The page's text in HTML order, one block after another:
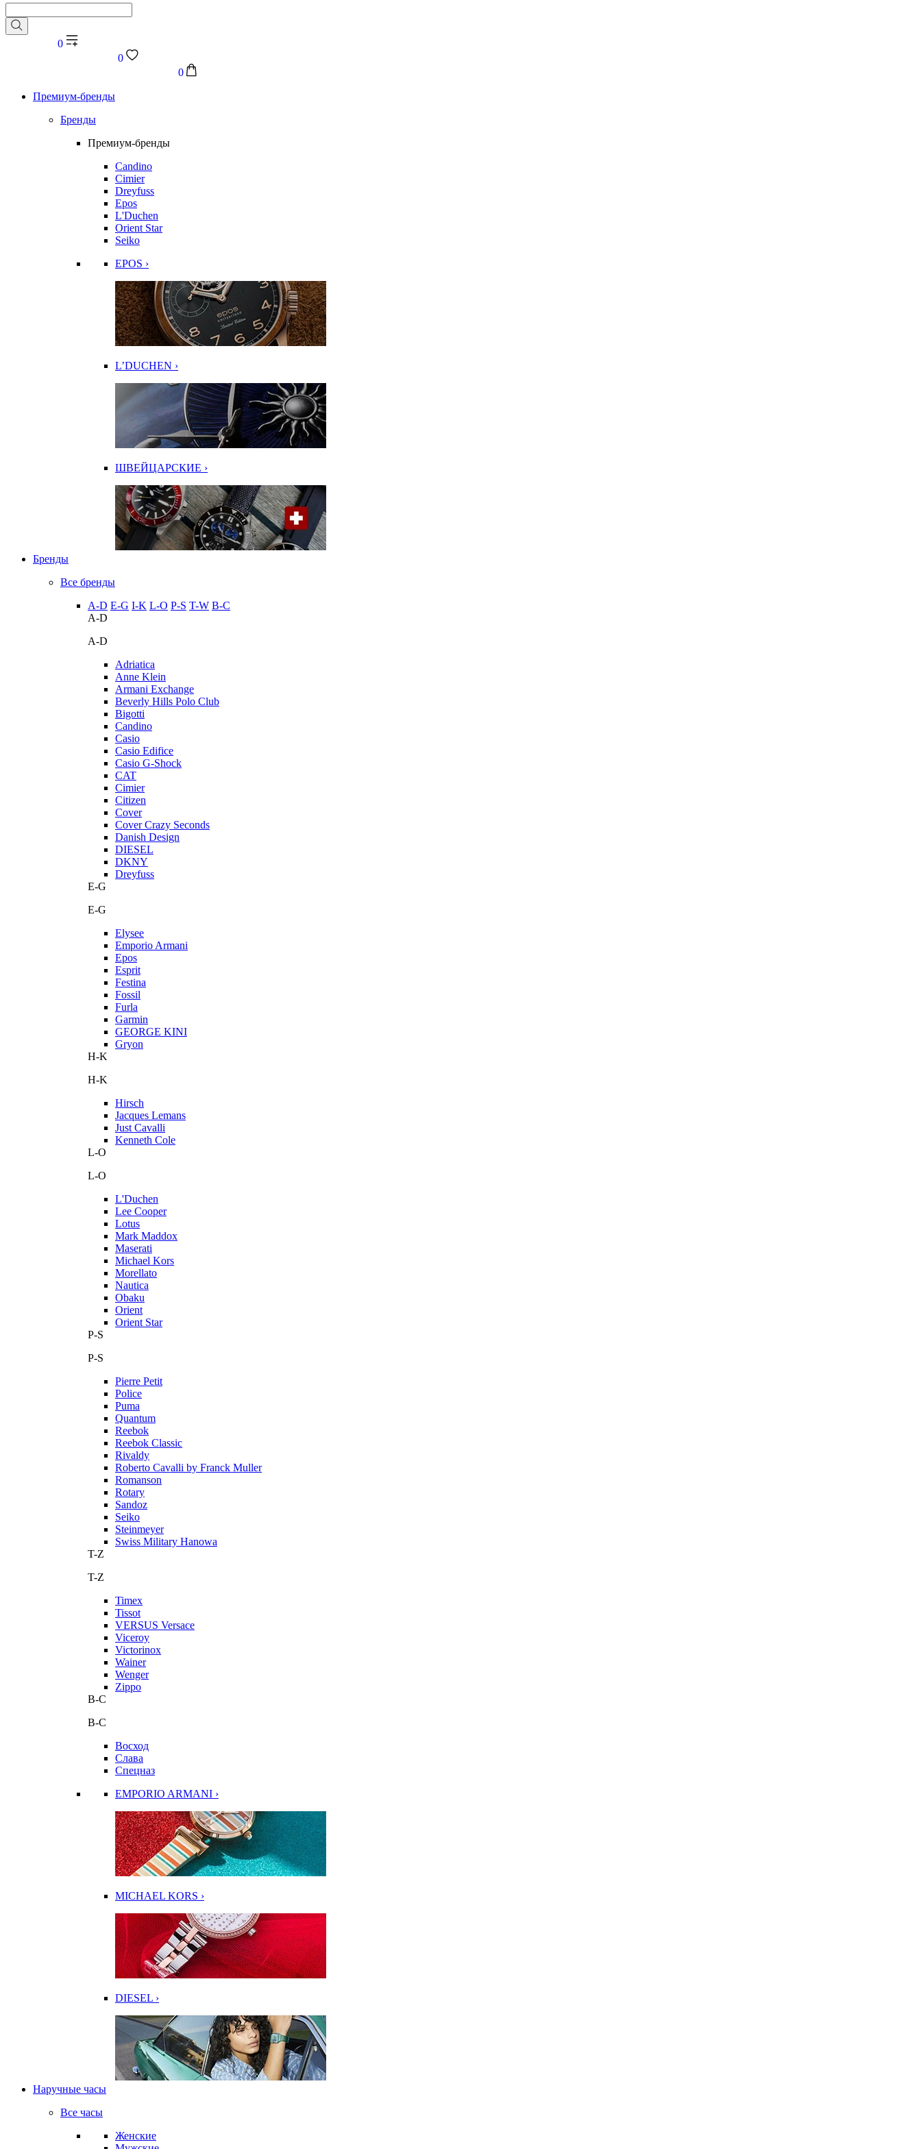
0
0
0
Премиум-бренды
Бренды
Премиум-бренды
Candino
Cimier
Dreyfuss
Epos
L'Duchen
Orient Star
Seiko
EPOS ›
L’DUCHEN ›
ШВЕЙЦАРСКИЕ ›
Бренды
Все бренды
A-D E-G I-K L-O P-S T-W В-С
A-D
A-D
Adriatica
Anne Klein
Armani Exchange
Beverly Hills Polo Club
Bigotti
Candino
Casio
Casio Edifice
Casio G-Shock
CAT
Cimier
Citizen
Cover
Cover Crazy Seconds
Danish Design
DIESEL
DKNY
Dreyfuss
E-G
E-G
Elysee
Emporio Armani
Epos
Esprit
Festina
Fossil
Furla
Garmin
GEORGE KINI
Gryon
H-K
H-K
Hirsch
Jacques Lemans
Just Cavalli
Kenneth Cole
L-O
L-O
L'Duchen
Lee Cooper
Lotus
Mark Maddox
Maserati
Michael Kors
Morellato
Nautica
Obaku
Orient
Orient Star
P-S
P-S
Pierre Petit
Police
Puma
Quantum
Reebok
Reebok Classic
Rivaldy
Roberto Cavalli by Franck Muller
Romanson
Rotary
Sandoz
Seiko
Steinmeyer
Swiss Military Hanowa
T-Z
T-Z
Timex
Tissot
VERSUS Versace
Viceroy
Victorinox
Wainer
Wenger
Zippo
В-С
В-С
Восход
Слава
Спецназ
EMPORIO ARMANI ›
MICHAEL KORS ›
DIESEL ›
Наручные часы
Все часы
Женские